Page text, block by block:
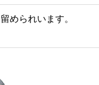
められいます。